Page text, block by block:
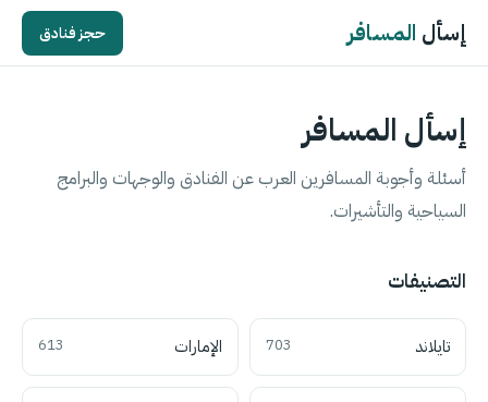
إسأل المسافر حجز فنادق
إسأل المسافر
أسئلة وأجوبة المسافرين العرب عن الفنادق والوجهات والبرامج
السياحية والتأشيرات.
التصنيفات
تايلاند 703 الإمارات 613